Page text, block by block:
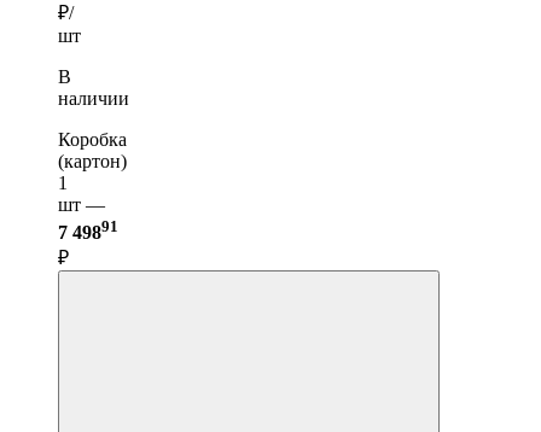
₽/
шт
В
наличии
Коробка
(картон)
1
шт —
7 49891
₽